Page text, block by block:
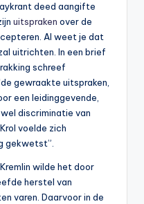
deed aangifte
uitspraken over de
Al weet je dat
uitrichten. In een brief
schreef
gewraakte uitspraken,
een leidinggevende,
discriminatie van
voelde zich
gekwetst”.
wilde het door
herstel van
varen. Daarvoor in de